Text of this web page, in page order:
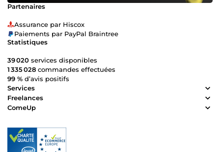
Partenaires
Assurance par Hiscox
Paiements par PayPal Braintree
Statistiques
39 020 services disponibles
1 335 028 commandes effectuées
99 % d’avis positifs
Services
Freelances
ComeUp